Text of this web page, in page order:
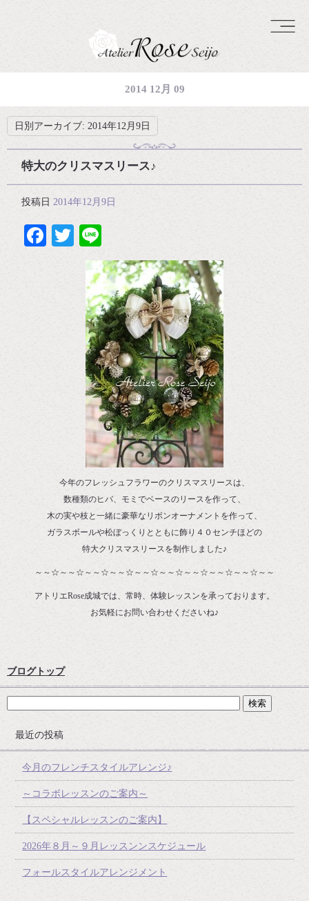
2014 12月 09
日別アーカイブ: 2014年12月9日
特大のクリスマスリース♪
投稿日 2014年12月9日
Facebook
Twitter
今年のフレッシュフラワーのクリスマスリースは、
数種類のヒバ、モミでベースのリースを作って、
木の実や枝と一緒に豪華なリボンオーナメントを作って、
ガラスボールや松ぼっくりとともに飾り４０センチほどの
特大クリスマスリースを制作しました♪
～～☆～～☆～～☆～～☆～～☆～～☆～～☆～～☆～～☆～～
アトリエRose成城では、常時、体験レッスンを承っております。
お気軽にお問い合わせくださいね♪
ブログトップ
最近の投稿
今月のフレンチスタイルアレンジ♪
～コラボレッスンのご案内～
【スペシャルレッスンのご案内】
2026年８月～９月レッスンンスケジュール
フォールスタイルアレンジメント